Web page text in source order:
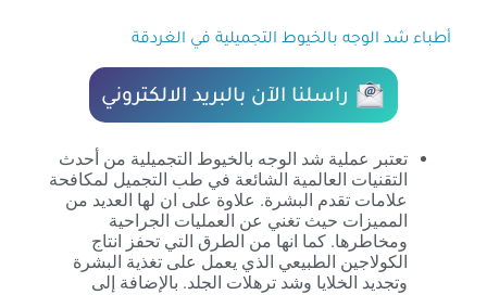
أطباء شد الوجه بالخيوط التجميلية في الغردقة
راسلنا الآن بالبريد الالكتروني
تعتبر عملية شد الوجه بالخيوط التجميلية من أحدث
التقنيات العالمية الشائعة في طب التجميل لمكافحة
علامات تقدم البشرة. علاوة على ان لها العديد من
المميزات حيث تغني عن العمليات الجراحية
ومخاطرها. كما انها من الطرق التي تحفز انتاج
الكولاجين الطبيعي الذي يعمل على تغذية البشرة
وتجديد الخلايا وشد ترهلات الجلد. بالإضافة إلى